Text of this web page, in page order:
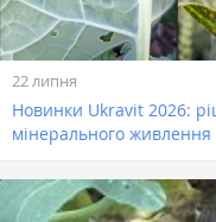
22 липня
Новинки Ukravit 2026:
мінерального живлення